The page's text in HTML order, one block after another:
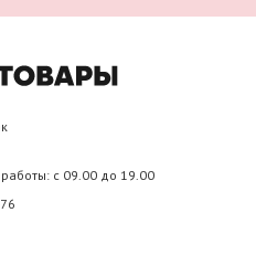
с 09.00 до 19.00